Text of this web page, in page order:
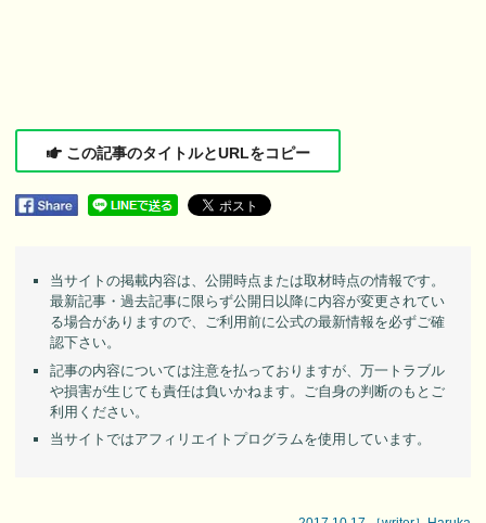
この記事のタイトルとURLをコピー
当サイトの掲載内容は、公開時点または取材時点の情報です。
最新記事・過去記事に限らず公開日以降に内容が変更されてい
る場合がありますので、ご利用前に公式の最新情報を必ずご確
認下さい。
記事の内容については注意を払っておりますが、万一トラブル
や損害が生じても責任は負いかねます。ご自身の判断のもとご
利用ください。
当サイトではアフィリエイトプログラムを使用しています。